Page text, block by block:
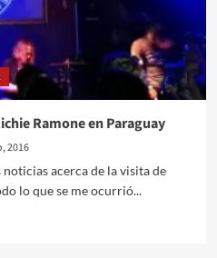
Ramone en Paraguay
2016
acerca de la visita de
lo que se me ocurrió...